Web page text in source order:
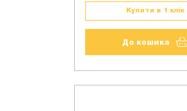
Купити в 1 клік
До кошика